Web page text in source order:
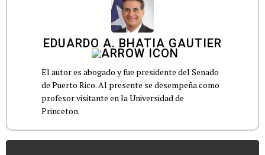
EDUARDO A. BHATIA GAUTIER
El autor es abogado y fue presidente del Senado
de Puerto Rico. Al presente se desempeña como
profesor visitante en la Universidad de
Princeton.